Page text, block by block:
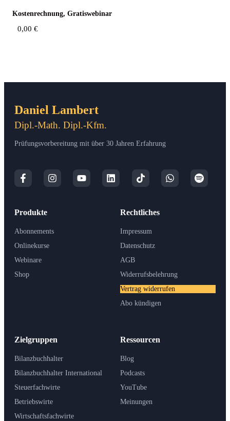
Kos­ten­rech­nung, Gratiswebinar
0,00 €
Daniel Lambert
Dipl.-Math. Dipl.-Kfm.
Prüfungsvorbereitung mit über 30 Jahren Erfahrung
Produkte
Abonnements
Onlinekurse
Webinare
Shop
Zielgruppen
Bilanzbuchhalter
Bilanzbuchhalter International
Steuerfachwirte
Betriebswirte
Wirtschaftsfachwirte
Ressourcen
Blog
Podcasts
YouTube
Meinungen
Rechtliches
Impressum
Datenschutz
AGB
Widerrufsbelehrung
Vertrag widerrufen
Abo kündigen